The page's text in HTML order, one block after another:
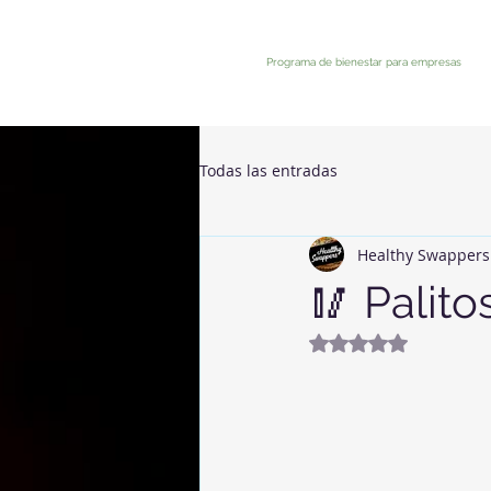
Programa de bienestar para empresas
Todas las entradas
🥢
Healthy Swappers
Avaliado com